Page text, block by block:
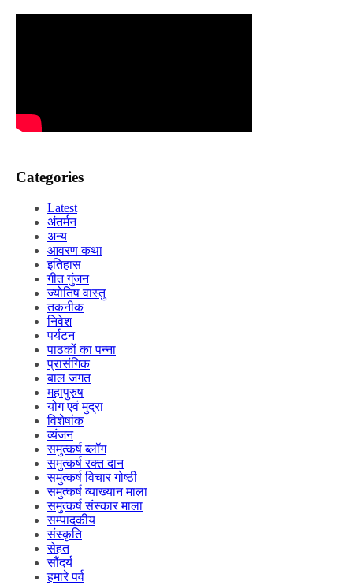
Categories
Latest
अंतर्मन
अन्य
आवरण कथा
इतिहास
गीत गुंजन
ज्योतिष वास्तु
तकनीक
निवेश
पर्यटन
पाठकों का पन्ना
प्रासंगिक
बाल जगत
महापुरुष
योग एवं मुद्रा
विशेषांक
व्यंजन
समुत्कर्ष ब्लॉग
समुत्कर्ष रक्त दान
समुत्कर्ष विचार गोष्ठी
समुत्कर्ष व्याख्यान माला
समुत्कर्ष संस्कार माला
सम्पादकीय
संस्कृति
सेहत
सौंदर्य
हमारे पर्व